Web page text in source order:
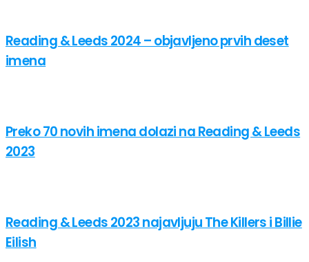
Reading & Leeds 2024 – objavljeno prvih deset
imena
Preko 70 novih imena dolazi na Reading & Leeds
2023
Reading & Leeds 2023 najavljuju The Killers i Billie
Eilish